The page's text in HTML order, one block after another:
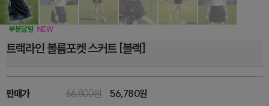
트랙라인 볼륨포켓 스커트 [블랙]
판매가 66,800원 56,780원